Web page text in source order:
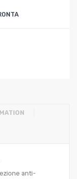
anti-